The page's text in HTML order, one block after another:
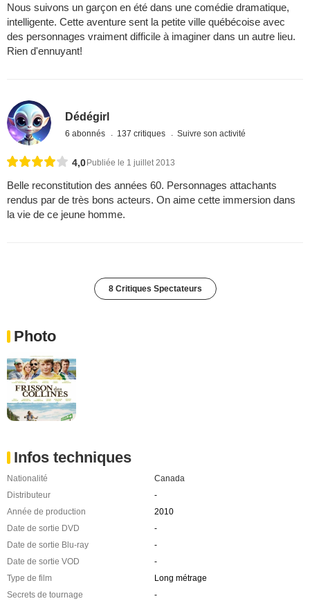
Nous suivons un garçon en été dans une comédie dramatique,
intelligente. Cette aventure sent la petite ville québécoise avec
des personnages vraiment difficile à imaginer dans un autre lieu.
Rien d'ennuyant!
Dédégirl
6 abonnés 137 critiques Suivre son activité
4,0Publiée le 1 juillet 2013
Belle reconstitution des années 60. Personnages attachants
rendus par de très bons acteurs. On aime cette immersion dans
la vie de ce jeune homme.
8 Critiques Spectateurs
Photo
Infos techniques
Nationalité
Canada
Distributeur
-
Année de production
2010
Date de sortie DVD
-
Date de sortie Blu-ray
-
Date de sortie VOD
-
Type de film
Long métrage
Secrets de tournage
-